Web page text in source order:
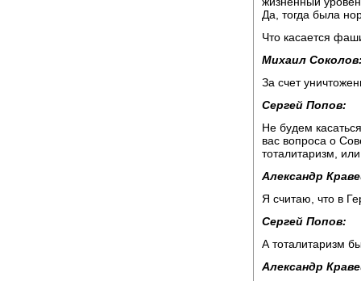
Да, тогда была
Что касается
Михаил
За счет
Сергей Попов:
Не будем
вас вопроса о
тоталитаризм,
Александр
Я считаю, что в
Сергей Попов:
А тоталитаризм
Александр